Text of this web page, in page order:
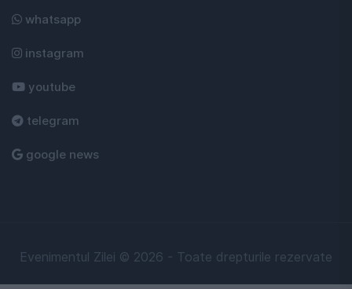
whatsapp
instagram
youtube
telegram
google news
Evenimentul Zilei © 2026 - Toate drepturile rezervate